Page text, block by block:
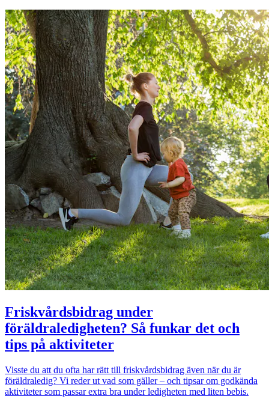
Friskvårdsbidrag under
föräldraledigheten? Så funkar det och
tips på aktiviteter
Visste du att du ofta har rätt till friskvårdsbidrag även när du är
föräldraledig? Vi reder ut vad som gäller – och tipsar om godkända
aktiviteter som passar extra bra under ledigheten med liten bebis.